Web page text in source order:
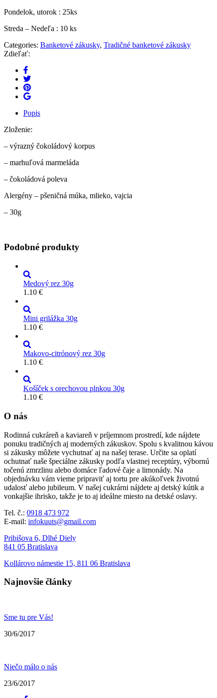
Pondelok, utorok : 25ks
Streda – Nedeľa : 10 ks
Categories: Banketové zákusky, Tradičné banketové zákusky
Zdieľať:
Popis
Zloženie:
– výrazný čokoládový korpus
– marhuľová marmeláda
– čokoládová poleva
Alergény – pšeničná múka, mlieko, vajcia
– 30g
Podobné produkty
Medový rez 30g
1.10 €
Mini grilážka 30g
1.10 €
Makovo-citrónový rez 30g
1.10 €
Košíček s orechovou plnkou 30g
1.10 €
O nás
Rodinná cukráreň a kaviareň v príjemnom prostredí, kde nájdete
ponuku tradičných aj moderných zákuskov. Spolu s kvalitnou kávou
si zákusky môžete vychutnať aj na našej terase. Určite sa oplatí
ochutnať naše špeciálne zákusky podľa vlastnej receptúry, výbornú
točenú zmrzlinu alebo domáce ľadové čaje a limonády. Na
objednávku vám vieme pripraviť aj tortu pre akúkoľvek životnú
udalosť alebo jubileum. V našej cukrárni nájdete aj detský kútik a
vonkajšie ihrisko, takže je to aj ideálne miesto na detské oslavy.
Tel. č.: 0918 473 972
E-mail: infokuuts@gmail.com
Pribišova 6, Dlhé Diely
841 05 Bratislava
Kollárovo námestie 15, 811 06 Bratislava
Najnovšie články
Sme tu pre Vás!
30/6/2017
Niečo málo o nás
23/6/2017